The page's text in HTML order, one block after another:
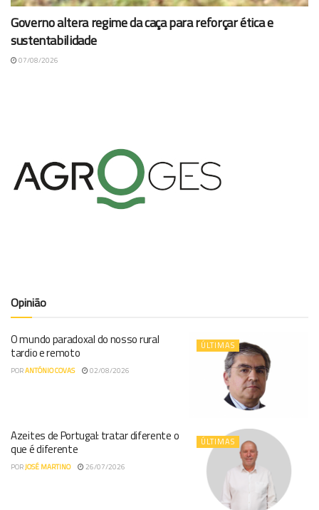
Governo altera regime da caça para reforçar ética e
sustentabilidade
07/08/2026
Opinião
ÚLTIMAS
O mundo paradoxal do nosso rural
tardio e remoto
PORANTÓNIO COVAS 02/08/2026
ÚLTIMAS
Azeites de Portugal: tratar diferente o
que é diferente
PORJOSÉ MARTINO 26/07/2026